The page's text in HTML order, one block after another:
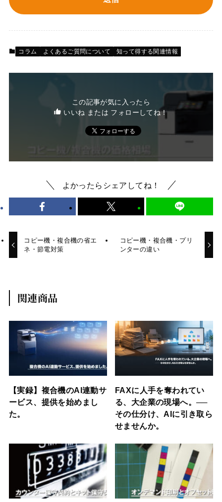
コラム よくあるご質問について 知って得する関連情報
この記事が気に入ったら
いいね または フォローしてね！
よかったらシェアしてね！
コピー機・複合機の省エ
ネ・節電対策
コピー機・複合機・プリ
ンターの違い
関連商品
【実録】複合機のAI連動サ
ービス、提供を始めまし
た。
FAXに人手を奪われてい
る、大企業の現場へ。──
その仕分け、AIに引き取ら
せませんか。